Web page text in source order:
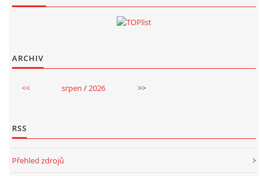
ARCHIV
<< srpen /2026 >>
RSS
Přehled zdrojů